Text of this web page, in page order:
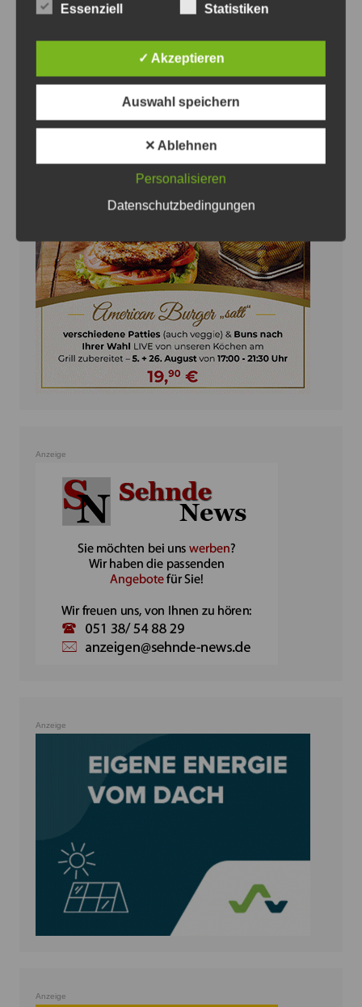
2026
8. August 2026 0
Anzeige
Anzeige
Anzeige
Essenziell Statistiken
✓ Akzeptieren
Auswahl speichern
✕ Ablehnen
Personalisieren
Datenschutzbedingungen